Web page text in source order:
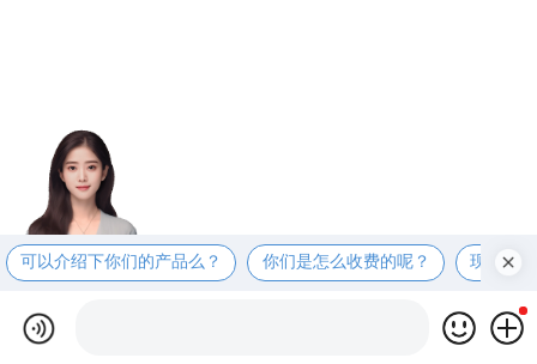
可以介绍下你们的产品么？ 你们是怎么收费的呢？ 现在有